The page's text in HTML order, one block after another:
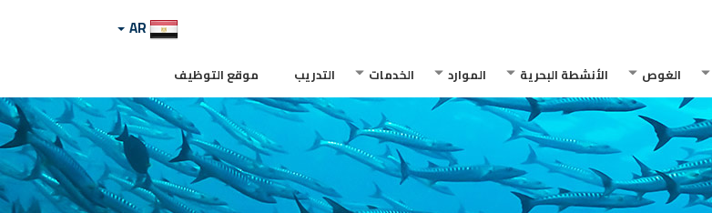
الغوص الأنشطة البحرية الموارد الخدمات التدريب موقع التوظيف